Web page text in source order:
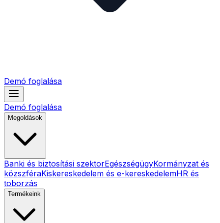
Demó foglalása
Demó foglalása
Megoldások
Banki és biztosítási szektorEgészségügyKormányzat és
közszféraKiskereskedelem és e-kereskedelemHR és
toborzás
Termékeink